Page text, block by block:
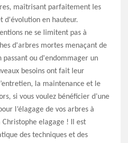
maîtrisant parfaitement les
d'évolution en hauteur.
ne se limitent pas à
d'arbres mortes menaçant de
passant ou d'endommager un
besoins ont fait leur
la maintenance et le
si vous voulez bénéficier d’une
l’élagage de vos arbres à
elagage ! Il est
des techniques et des